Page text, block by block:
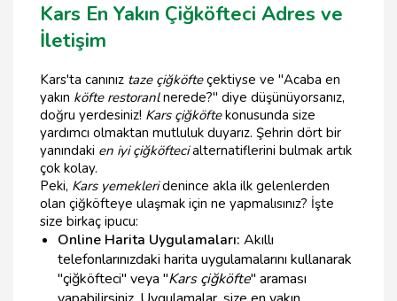
Kars En Yakın Çiğköfteci Adres ve
İletişim
Kars'ta canınız taze çiğköfteçektiyse ve "Acaba en
yakın köfte restoranlnerede?" diye düşünüyorsanız,
doğru yerdesiniz! Kars çiğköftekonusunda size
yardımcı olmaktan mutluluk duyarız. Şehrin dört bir
yanındaki en iyi çiğköftecialternatiflerini bulmak artık
çok kolay.
Peki, Kars yemekleridenince akla ilk gelenlerden
olan çiğköfteye ulaşmak için ne yapmalısınız? İşte
size birkaç ipucu:
Online Harita Uygulamaları: Akıllı
telefonlarınızdaki harita uygulamalarını kullanarak
"çiğköfteci" veya "Kars çiğköfte" araması